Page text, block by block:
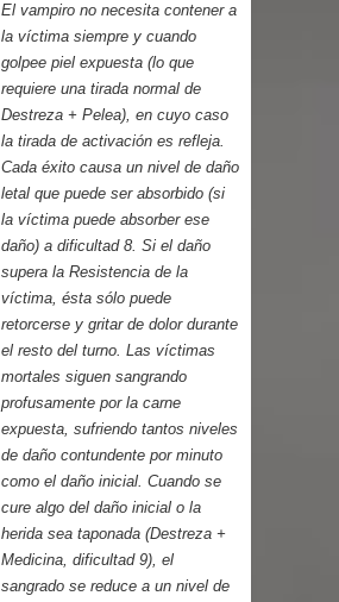
El vampiro no necesita contener a
la víctima siempre y cuando
golpee piel expuesta (lo que
requiere una tirada normal de
Destreza + Pelea), en cuyo caso
la tirada de activación es refleja.
Cada éxito causa un nivel de daño
letal que puede ser absorbido (si
la víctima puede absorber ese
daño) a dificultad 8. Si el daño
supera la Resistencia de la
víctima, ésta sólo puede
retorcerse y gritar de dolor durante
el resto del turno. Las víctimas
mortales siguen sangrando
profusamente por la carne
expuesta, sufriendo tantos niveles
de daño contundente por minuto
como el daño inicial. Cuando se
cure algo del daño inicial o la
herida sea taponada (Destreza +
Medicina, dificultad 9), el
sangrado se reduce a un nivel de